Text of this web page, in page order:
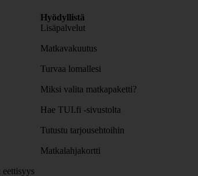
eettisyys
Hyödyllistä
Lisäpalvelut
Matkavakuutus
Turvaa lomallesi
Miksi valita matkapaketti?
Hae TUI.fi -sivustolta
Tutustu tarjousehtoihin
Matkalahjakortti